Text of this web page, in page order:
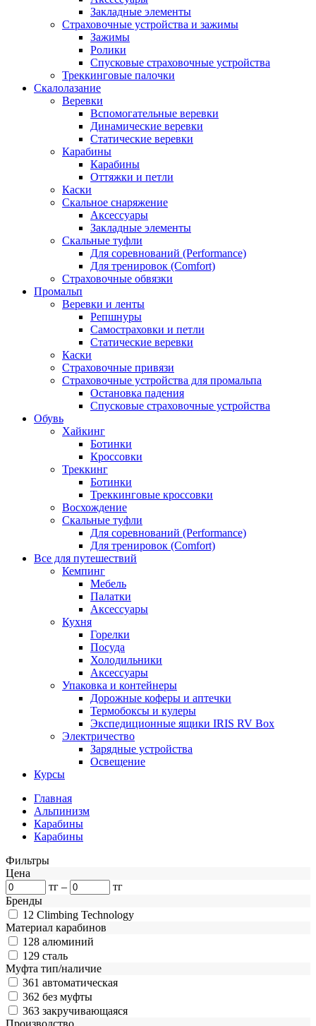
Закладные элементы
Страховочные устройства и зажимы
Зажимы
Ролики
Спусковые страховочные устройства
Треккинговые палочки
Скалолазание
Веревки
Вспомогательные веревки
Динамические веревки
Статические веревки
Карабины
Карабины
Оттяжки и петли
Каски
Скальное снаряжение
Аксессуары
Закладные элементы
Скальные туфли
Для соревнований (Performance)
Для тренировок (Comfort)
Страховочные обвязки
Промальп
Веревки и ленты
Репшнуры
Самостраховки и петли
Статические веревки
Каски
Страховочные привязи
Страховочные устройства для промальпа
Остановка падения
Спусковые страховочные устройства
Обувь
Хайкинг
Ботинки
Кроссовки
Треккинг
Ботинки
Треккинговые кроссовки
Восхождение
Скальные туфли
Для соревнований (Performance)
Для тренировок (Comfort)
Все для путешествий
Кемпинг
Мебель
Палатки
Аксессуары
Кухня
Горелки
Посуда
Холодильники
Аксессуары
Упаковка и контейнеры
Дорожные коферы и аптечки
Термобоксы и кулеры
Экспедиционные ящики IRIS RV Box
Электричество
Зарядные устройства
Освещение
Курсы
Главная
Альпинизм
Карабины
Карабины
Фильтры
Цена
тг –
тг
Бренды
12 Climbing Technology
Материал карабинов
128 алюминий
129 сталь
Муфта тип/наличие
361 автоматическая
362 без муфты
363 закручивающаяся
Производство